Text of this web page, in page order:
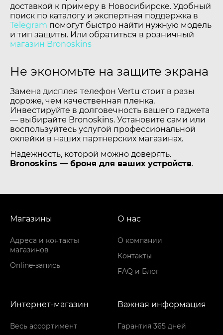
доставкой к примеру в Новосибирске. Удобный
поиск по каталогу и экспертная поддержка в
Telegram помогут быстро найти нужную модель
и тип защиты. Или обратиться в розничный
магазин Bronoskins
Не экономьте на защите экрана
Замена дисплея телефон Vertu стоит в разы
дороже, чем качественная пленка.
Инвестируйте в долговечность вашего гаджета
— выбирайте Bronoskins. Установите сами или
воспользуйтесь услугой профессиональной
оклейки в наших партнерских магазинах.
Надежность, которой можно доверять.
Bronoskins — броня для ваших устройств.
Магазины
Адреса и контакты
магазинов
Online-запись
О нас
О компании
Контакты
FAQ и Блог
Интернет-магазин
Весь ассортимент
Важная информация
Гарантия 365 дней